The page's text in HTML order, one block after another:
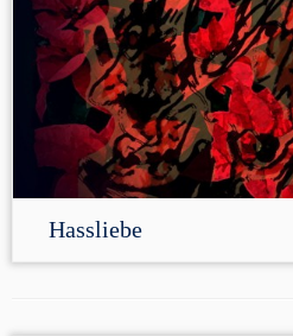
Hassliebe